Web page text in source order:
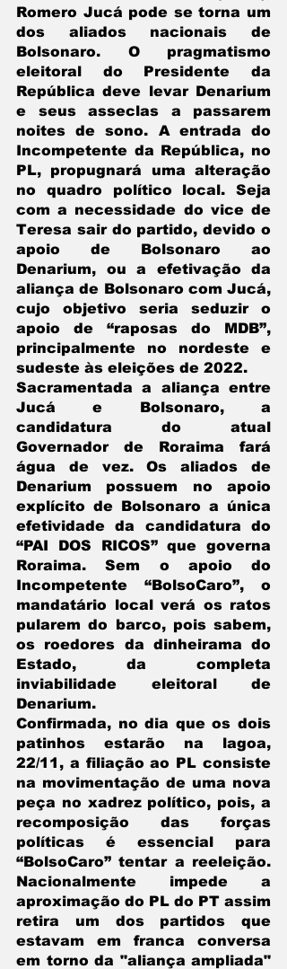
Romero Jucá pode se torna um
dos aliados nacionais de
Bolsonaro. O pragmatismo
eleitoral do Presidente da
República deve levar Denarium
e seus asseclas a passarem
noites de sono. A entrada do
Incompetente da República, no
PL, propugnará uma alteração
no quadro político local. Seja
com a necessidade do vice de
Teresa sair do partido, devido o
apoio de Bolsonaro ao
Denarium, ou a efetivação da
aliança de Bolsonaro com Jucá,
cujo objetivo seria seduzir o
apoio de “raposas do MDB”,
principalmente no nordeste e
sudeste às eleições de 2022.
Sacramentada a aliança entre
Jucá e Bolsonaro, a
candidatura do atual
Governador de Roraima fará
água de vez. Os aliados de
Denarium possuem no apoio
explícito de Bolsonaro a única
efetividade da candidatura do
“PAI DOS RICOS” que governa
Roraima. Sem o apoio do
Incompetente “BolsoCaro”, o
mandatário local verá os ratos
pularem do barco, pois sabem,
os roedores da dinheirama do
Estado, da completa
inviabilidade eleitoral de
Denarium.
Confirmada, no dia que os dois
patinhos estarão na lagoa,
22/11, a filiação ao PL consiste
na movimentação de uma nova
peça no xadrez político, pois, a
recomposição das forças
políticas é essencial para
“BolsoCaro” tentar a reeleição.
Nacionalmente impede a
aproximação do PL do PT assim
retira um dos partidos que
estavam em franca conversa
em torno da "aliança ampliada"